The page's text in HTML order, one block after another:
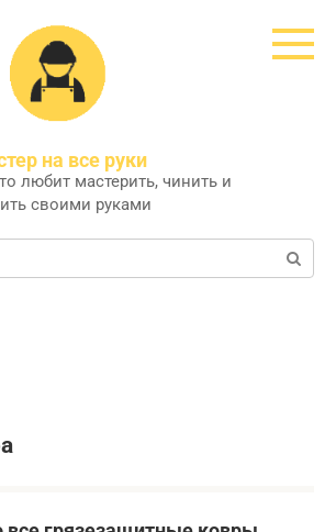
на все руки
любит мастерить, чинить и
своими руками